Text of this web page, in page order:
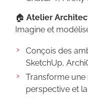
🏠 Atelier
Imagine et
Conçois des
SketchUp,
Transforme
perspective et